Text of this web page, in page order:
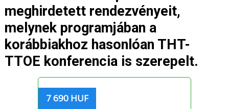
meghirdetett rendezvényeit,
melynek programjában a
korábbiakhoz hasonlóan THT-
TTOE konferencia is szerepelt.
7 690 HUF